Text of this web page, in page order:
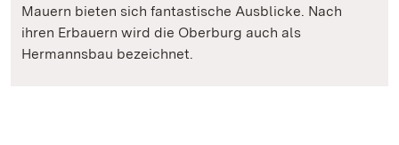
Mauern bieten sich fantastische Ausblicke. Nach
ihren Erbauern wird die Oberburg auch als
Hermannsbau bezeichnet.